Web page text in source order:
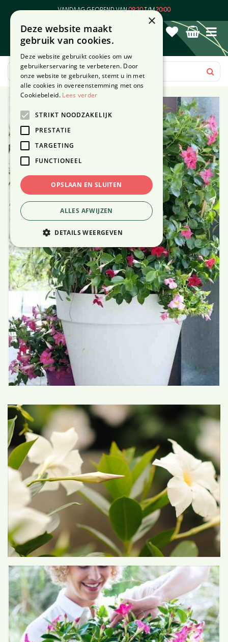
VANDAAG GEOPEND VAN09:30T/M20:00
×
Deze website maakt
gebruik van cookies.
Deze website gebruikt cookies om uw
gebruikerservaring te verbeteren. Door
onze website te gebruiken, stemt u in met
alle cookies in overeenstemming met ons
Cookiebeleid. Lees verder
STRIKT NOODZAKELIJK
PRESTATIE
TARGETING
FUNCTIONEEL
OPSLAAN EN SLUITEN
ALLES AFWIJZEN
DETAILS WEERGEVEN